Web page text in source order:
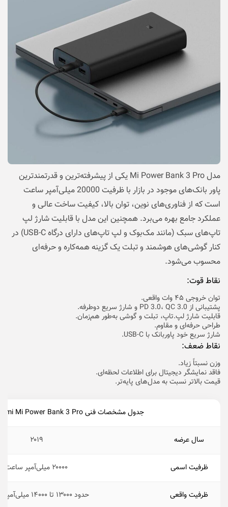
مدل Mi Power Bank 3 Pro یکی از پیشرفته‌ترین و قدرتمندترین
پاور بانک‌های موجود در بازار با ظرفیت 20000 میلی‌آمپر ساعت
است که از فناوری‌های نوین، توان بالا، کیفیت ساخت عالی و
عملکرد جامع بهره می‌برد. همچنین این مدل با قابلیت شارژ لپ‌
تاپ‌های سبک (مانند مک‌بوک و لپ‌ تاپ‌های دارای درگاه USB-C) در
کنار گوشی‌های هوشمند و تبلت یک گزینه همه‌کاره و حرفه‌ای
محسوب می‌شود.
نقاط قوت:
توان خروجی ۴۵ وات واقعی.
پشتیبانی از PD 3.0، QC 3.0 و شارژ سریع دوطرفه.
قابلیت شارژ لپ‌.تاپ، تبلت و گوشی به‌طور هم‌زمان.
طراحی حرفه‌ای و مقاوم.
شارژ سریع خود پاوربانک با USB-C.
نقاط ضعف:
وزن نسبتاً زیاد.
فاقد نمایشگر دیجیتال برای اطلاعات لحظه‌ای.
قیمت بالاتر نسبت به مدل‌های پایه‌تر.
جدول مشخصات فنی Xiaomi Mi Power Bank 3 Pro
سال عرضه ۲۰۱۹
ظرفیت اسمی ۲۰۰۰۰ میلی‌آمپر ساعت
ظرفیت واقعی حدود ۱۳۰۰۰ تا ۱۴۰۰۰ میلی‌آمپر ساعت